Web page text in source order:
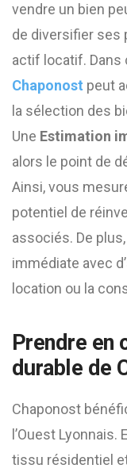
vendre un bien
de diversifier ses
actif locatif. Dans
Chaponost peut
la sélection des
Une Estimation
alors le point de
Ainsi, vous
potentiel de
associés. De
immédiate avec
location ou la
Prendre en
durable de
Chaponost
l’Ouest
tissu résidentiel